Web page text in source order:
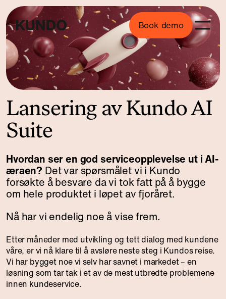
Book demo
Lansering av Kundo AI
Suite
Hvordan ser en god serviceopplevelse ut i AI-
æraen? Det var spørsmålet vi i Kundo
forsøkte å besvare da vi tok fatt på å bygge
om hele produktet i løpet av fjoråret.
Nå har vi endelig noe å vise frem.
Etter måneder med utvikling og tett dialog med kundene
våre, er vi nå klare til å avsløre neste steg i Kundos reise.
Vi har bygget noe vi selv har savnet i markedet – en
løsning som tar tak i et av de mest utbredte problemene
innen kundeservice.